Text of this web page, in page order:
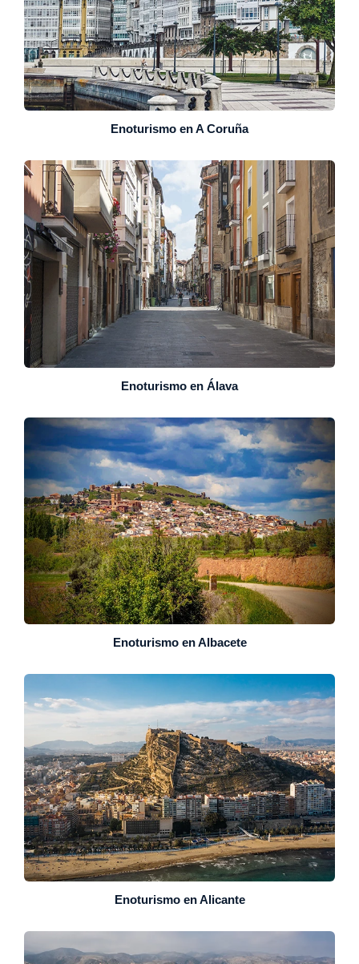
Enoturismo en A Coruña
Enoturismo en Álava
Enoturismo en Albacete
Enoturismo en Alicante